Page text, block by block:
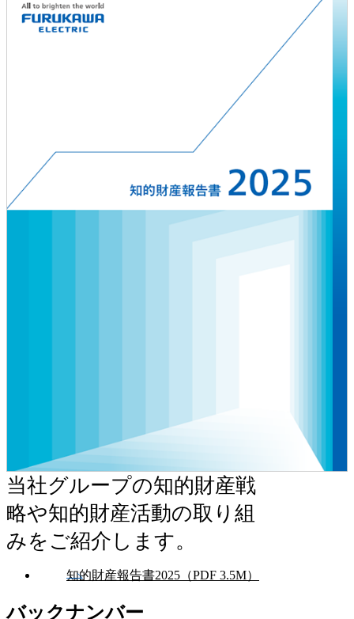
当社グループの知的財産戦
略や知的財産活動の取り組
みをご紹介します。
知的財産報告書2025（PDF 3.5M）
バックナンバー